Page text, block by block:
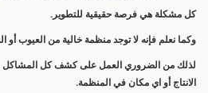
كل مشكلة هي فرصة حقيقية للتطوير.
وكما نعلم فإنه لا توجد منظمة خالية من العيوب أو
لذلك من الضروري العمل على كشف كل المشاكل
الانتاج أو اي مكان في المنظمة.